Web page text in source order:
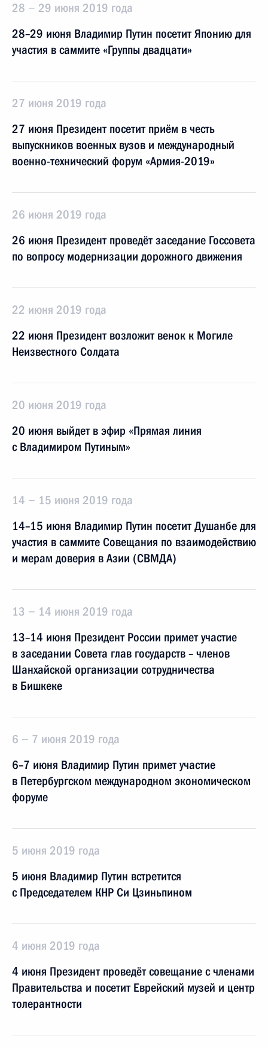
28 − 29 июня 2019 года
28–29 июня Владимир Путин посетит Японию для
участия в саммите «Группы двадцати»
27 июня 2019 года
27 июня Президент посетит приём в честь
выпускников военных вузов и международный
военно-технический форум «Армия-2019»
26 июня 2019 года
26 июня Президент проведёт заседание Госсовета
по вопросу модернизации дорожного движения
22 июня 2019 года
22 июня Президент возложит венок к Могиле
Неизвестного Солдата
20 июня 2019 года
20 июня выйдет в эфир «Прямая линия
с Владимиром Путиным»
14 − 15 июня 2019 года
14–15 июня Владимир Путин посетит Душанбе для
участия в саммите Совещания по взаимодействию
и мерам доверия в Азии (СВМДА)
13 − 14 июня 2019 года
13–14 июня Президент России примет участие
в заседании Совета глав государств – членов
Шанхайской организации сотрудничества
в Бишкеке
6 − 7 июня 2019 года
6–7 июня Владимир Путин примет участие
в Петербургском международном экономическом
форуме
5 июня 2019 года
5 июня Владимир Путин встретится
с Председателем КНР Си Цзиньпином
4 июня 2019 года
4 июня Президент проведёт совещание с членами
Правительства и посетит Еврейский музей и центр
толерантности